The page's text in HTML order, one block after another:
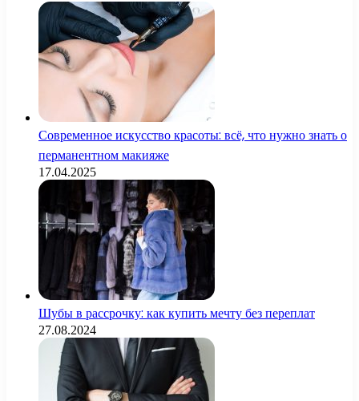
Современное искусство красоты: всё, что нужно знать о
перманентном макияже
17.04.2025
Шубы в рассрочку: как купить мечту без переплат
27.08.2024